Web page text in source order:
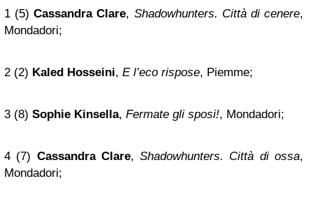
1 (5)Cassandra Clare, Shadowhunters. Città di cenere,
Mondadori;
2 (2) Kaled Hosseini, E l’eco rispose, Piemme;
3 (8) Sophie Kinsella, Fermate gli sposi!, Mondadori;
4 (7) Cassandra Clare,Shadowhunters. Città di ossa,
Mondadori;